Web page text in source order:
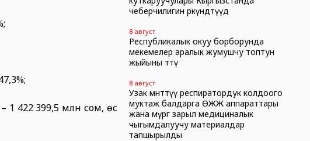
422 399,5 млн сом, өсүү
чеберчилигин өркүндөтүүдө
8 август
Республикалык окуу борборунда
мекемелер аралык жумушчу топтун
жыйыны өттү
8 август
Узак мөөнөттүү респиратордук колдоого
муктаж балдарга ӨЖЖ аппараттары
жана өмүргө зарыл медициналык
чыгымдалуучу материалдар
тапшырылды